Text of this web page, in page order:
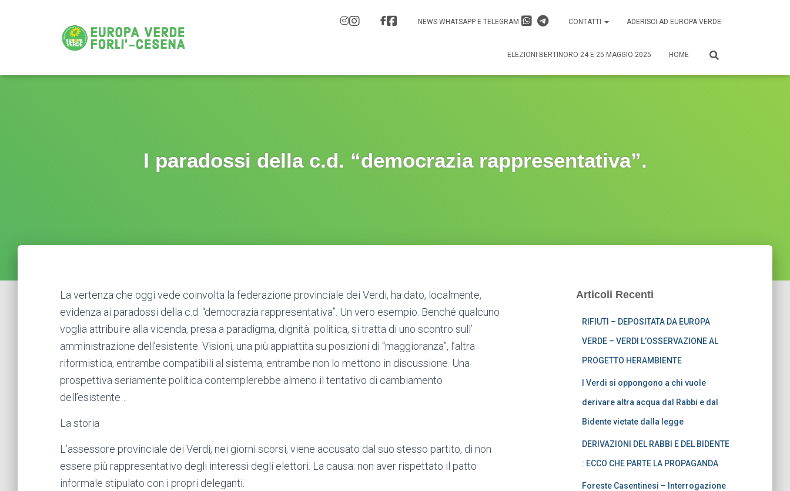
NEWS WHATSAPP E TELEGRAM CONTATTI ADERISCI AD EUROPA VERDE
ELEZIONI BERTINORO 24 E 25 MAGGIO 2025 HOME
I paradossi della c.d. “democrazia rappresentativa”.
La vertenza che oggi vede coinvolta la federazione provinciale dei Verdi, ha dato, localmente,
evidenza ai paradossi della c.d. “democrazia rappresentativa”. Un vero esempio. Benché qualcuno
voglia attribuire alla vicenda, presa a paradigma, dignità politica, si tratta di uno scontro sull’
amministrazione dell’esistente. Visioni, una più appiattita su posizioni di “maggioranza”, l’altra
riformistica, entrambe compatibili al sistema, entrambe non lo mettono in discussione. Una
prospettiva seriamente politica contemplerebbe almeno il tentativo di cambiamento
dell’esistente…
La storia
L’assessore provinciale dei Verdi, nei giorni scorsi, viene accusato dal suo stesso partito, di non
essere più rappresentativo degli interessi degli elettori. La causa: non aver rispettato il patto
informale stipulato con i propri deleganti.
Articoli Recenti
RIFIUTI – DEPOSITATA DA EUROPA
VERDE – VERDI L’OSSERVAZIONE AL
PROGETTO HERAMBIENTE
I Verdi si oppongono a chi vuole
derivare altra acqua dal Rabbi e dal
Bidente vietate dalla legge
DERIVAZIONI DEL RABBI E DEL BIDENTE
: ECCO CHE PARTE LA PROPAGANDA
Foreste Casentinesi – Interrogazione